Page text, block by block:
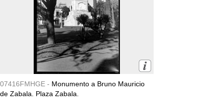
07416FMHGE - Monumento a Bruno Mauricio
de Zabala. Plaza Zabala.